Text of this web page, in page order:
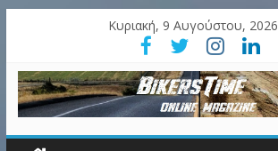
Κυριακή, 9 Αυγούστου, 2026